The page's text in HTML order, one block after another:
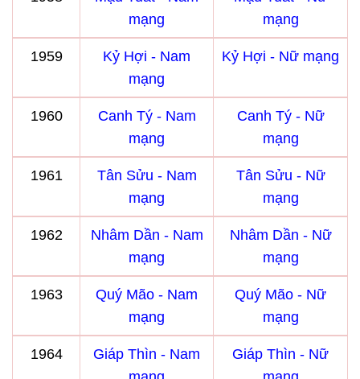
mạng
mạng
1959
Kỷ Hợi - Nam
mạng
Kỷ Hợi - Nữ mạng
1960
Canh Tý - Nam
mạng
Canh Tý - Nữ
mạng
1961
Tân Sửu - Nam
mạng
Tân Sửu - Nữ
mạng
1962
Nhâm Dần - Nam
mạng
Nhâm Dần - Nữ
mạng
1963
Quý Mão - Nam
mạng
Quý Mão - Nữ
mạng
1964
Giáp Thìn - Nam
Giáp Thìn - Nữ